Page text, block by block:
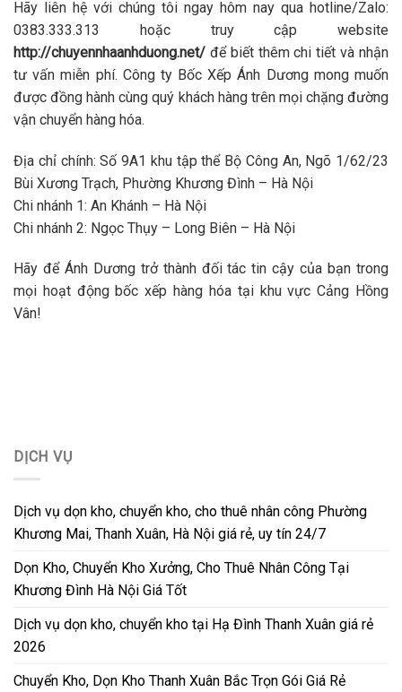
Hãy liên hệ với chúng tôi ngay hôm nay qua hotline/Zalo:
0383.333.313 hoặc truy cập website
http://chuyennhaanhduong.net/ để biết thêm chi tiết và nhận
tư vấn miễn phí. Công ty Bốc Xếp Ánh Dương mong muốn
được đồng hành cùng quý khách hàng trên mọi chặng đường
vận chuyển hàng hóa.
Địa chỉ chính: Số 9A1 khu tập thể Bộ Công An, Ngõ 1/62/23
Bùi Xương Trạch, Phường Khương Đình – Hà Nội
Chi nhánh 1: An Khánh – Hà Nội
Chi nhánh 2: Ngọc Thụy – Long Biên – Hà Nội
Hãy để Ánh Dương trở thành đối tác tin cậy của bạn trong
mọi hoạt động bốc xếp hàng hóa tại khu vực Cảng Hồng
Vân!
DỊCH VỤ
Dịch vụ dọn kho, chuyển kho, cho thuê nhân công Phường
Khương Mai, Thanh Xuân, Hà Nội giá rẻ, uy tín 24/7
Dọn Kho, Chuyển Kho Xưởng, Cho Thuê Nhân Công Tại
Khương Đình Hà Nội Giá Tốt
Dịch vụ dọn kho, chuyển kho tại Hạ Đình Thanh Xuân giá rẻ
2026
Chuyển Kho, Dọn Kho Thanh Xuân Bắc Trọn Gói Giá Rẻ